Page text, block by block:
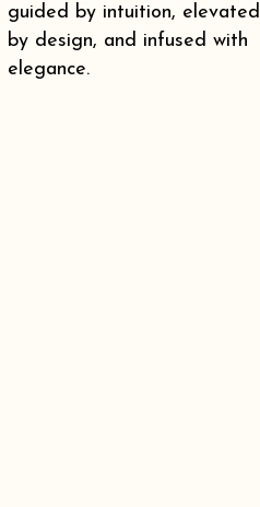
guided by intuition, elevated
by design, and infused with
elegance.